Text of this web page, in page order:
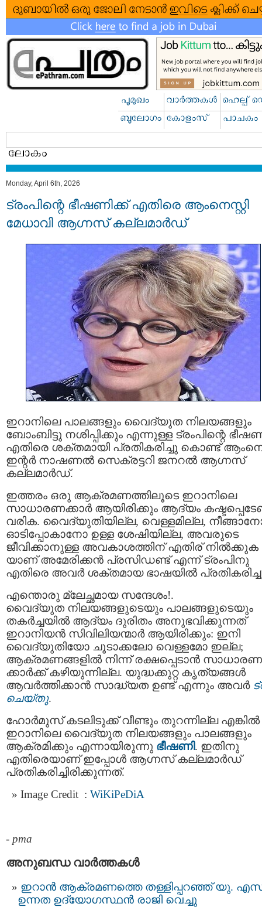
Monday, April 6th, 2026
ട്രംപിന്റെ ഭീഷണിക്ക് എതിരെ ആംനെസ്റ്റി
മേധാവി ആഗ്നസ് കല്ലമാർഡ്
ഇറാനിലെ പാലങ്ങളും വൈദ്യുത നിലയങ്ങളും
ബോംബിട്ടു നശിപ്പിക്കും എന്നുള്ള ട്രംപിന്റെ
എതിരെ ശക്തമായി പ്രതികരിച്ചു കൊണ്ട്
ഇന്റർ നാഷണൽ സെക്രട്ടറി ജനറൽ ആഗ്നസ്
കല്ലമാർഡ്.
ഇത്തരം ഒരു ആക്രമണത്തിലൂടെ ഇറാനിലെ
സാധാരണക്കാർ ആയിരിക്കും ആദ്യം
വരിക. വൈദ്യുതിയില്ല, വെള്ളമില്ല,
ഓടിപ്പോകാനോ ഉള്ള ശേഷിയില്ല, അവരുടെ
ജീവിക്കാനുള്ള അവകാശത്തിന് എതിര് നിൽക്കുക
യാണ് അമേരിക്കൻ പ്രസിഡണ്ട് എന്ന് ട്രംപിനു
എതിരെ അവർ ശക്തമായ ഭാഷയിൽ
എന്തൊരു മ്ലേച്ഛമായ സന്ദേശം!.
വൈദ്യുത നിലയങ്ങളുടെയും പാലങ്ങളുടെയും
തകർച്ചയിൽ ആദ്യം ദുരിതം അനുഭവിക്കുന്നത്
ഇറാനിയൻ സിവിലിയന്മാർ ആയിരിക്കും: ഇനി
വൈദ്യുതിയോ ചൂടാക്കലോ വെള്ളമോ ഇല്ല;
ആക്രമണങ്ങളിൽ നിന്ന് രക്ഷപ്പെടാൻ സാധാരണ
ക്കാർക്ക് കഴിയുന്നില്ല. യുദ്ധക്കുറ്റ കൃത്യങ്ങൾ
ആവർത്തിക്കാൻ സാദ്ധ്യത ഉണ്ട് എന്നും അവർ
ചെയ്തു.
ഹോർമുസ് കടലിടുക്ക് വീണ്ടും തുറന്നില്ല എങ്കിൽ
ഇറാനിലെ വൈദ്യുത നിലയങ്ങളും പാലങ്ങളും
ആക്രമിക്കും എന്നായിരുന്നു ഭീഷണി. ഇതിനു
എതിരെയാണ് ഇപ്പോൾ ആഗ്നസ് കല്ലമാർഡ്
പ്രതികരിച്ചിരിക്കുന്നത്.
Image Credit : WiKiPeDiA
- pma
അനുബന്ധ വാര്‍ത്തകള്‍
ഇറാന്‍ ആക്രമണത്തെ തള്ളിപ്പറഞ്ഞ് യു.
ഉന്നത ഉദ്യോഗസ്ഥൻ രാജി വെച്ചു